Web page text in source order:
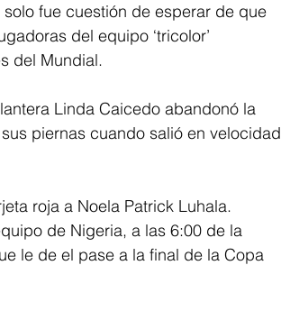
fue cuestión de esperar de que
del equipo ‘tricolor’
del Mundial.
Linda Caicedo abandonó la
piernas cuando salió en velocidad
roja a Noela Patrick Luhala.
de Nigeria, a las 6:00 de la
le de el pase a la final de la Copa